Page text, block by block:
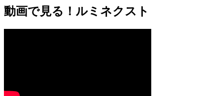
動画で見る！ルミネクスト